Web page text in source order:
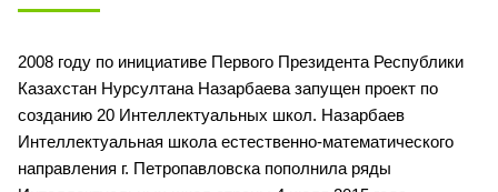
2008 году по инициативе Первого Президента Республики
Казахстан Нурсултана Назарбаева запущен проект по
созданию 20 Интеллектуальных школ. Назарбаев
Интеллектуальная школа естественно-математического
направления г. Петропавловска пополнила ряды